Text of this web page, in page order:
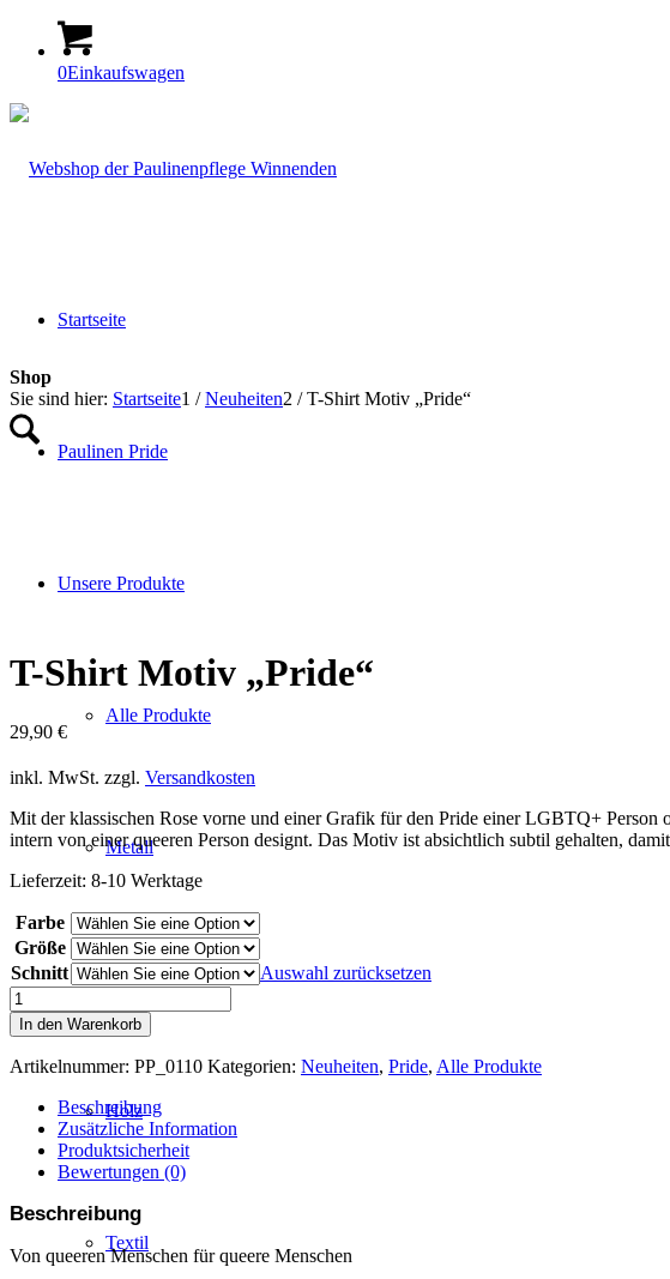
0Einkaufswagen
Startseite
Paulinen Pride
Unsere Produkte
Alle Produkte
Metall
Druck
Holz
Textil
Shop
Sie sind hier: Startseite1 / Neuheiten2 / T-Shirt Motiv „Pride“
T-Shirt Motiv „Pride“
29,90 €
inkl. MwSt. zzgl. Versandkosten
Mit der klassischen Rose vorne und einer Grafik für den Pride einer LGBTQ+ Person
intern von einer queeren Person designt. Das Motiv ist absichtlich subtil gehalten,
Lieferzeit: 8-10 Werktage
Farbe
Größe
Schnitt
Auswahl zurücksetzen
T-Shirt Motiv "Pride" Menge
In den Warenkorb
Artikelnummer: PP_0110 Kategorien: Neuheiten, Pride, Alle Produkte
Beschreibung
Zusätzliche Information
Produktsicherheit
Bewertungen (0)
Beschreibung
Von queeren Menschen für queere Menschen